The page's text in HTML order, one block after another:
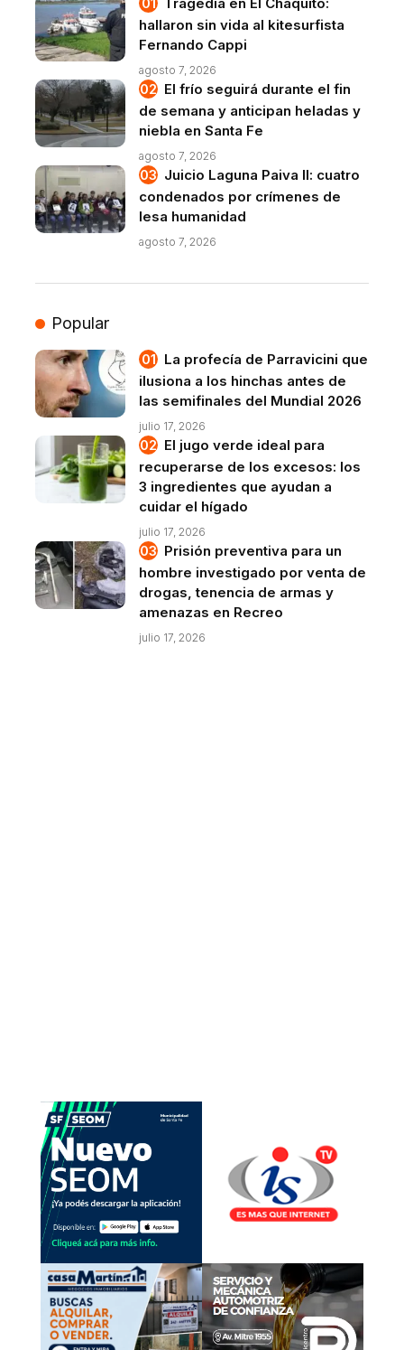
hallaron sin vida al kitesurfista
Fernando Cappi
agosto 7, 2026
El frío seguirá durante el fin
de semana y anticipan heladas y
niebla en Santa Fe
agosto 7, 2026
Juicio Laguna Paiva II: cuatro
condenados por crímenes de
lesa humanidad
agosto 7, 2026
Popular
La profecía de Parravicini que
ilusiona a los hinchas antes de
las semifinales del Mundial 2026
julio 17, 2026
El jugo verde ideal para
recuperarse de los excesos: los
3 ingredientes que ayudan a
cuidar el hígado
julio 17, 2026
Prisión preventiva para un
hombre investigado por venta de
drogas, tenencia de armas y
amenazas en Recreo
julio 17, 2026